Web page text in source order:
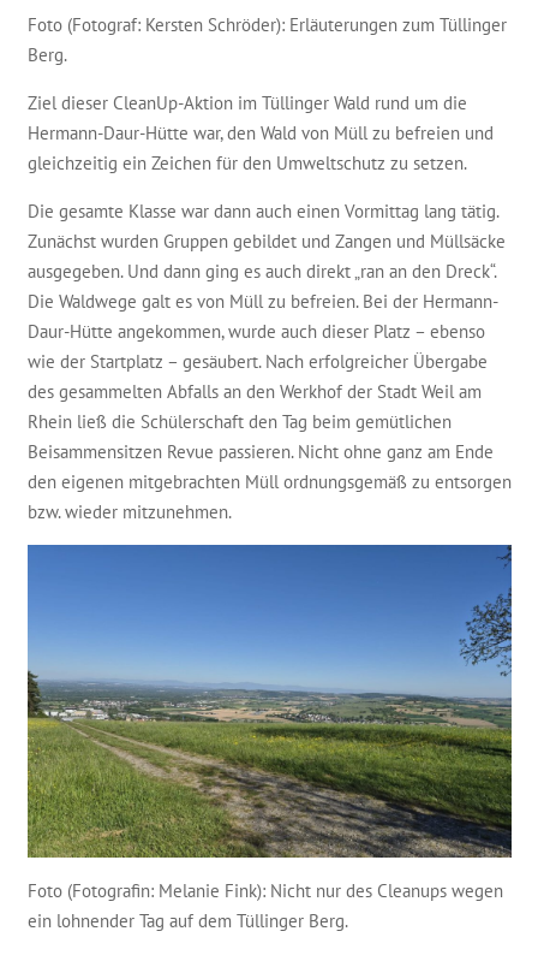
Foto (Fotograf: Kersten Schröder): Erläuterungen zum Tüllinger
Berg.
Ziel dieser CleanUp-Aktion im Tüllinger Wald rund um die
Hermann-Daur-Hütte war, den Wald von Müll zu befreien und
gleichzeitig ein Zeichen für den Umweltschutz zu setzen.
Die gesamte Klasse war dann auch einen Vormittag lang tätig.
Zunächst wurden Gruppen gebildet und Zangen und Müllsäcke
ausgegeben. Und dann ging es auch direkt „ran an den Dreck“.
Die Waldwege galt es von Müll zu befreien. Bei der Hermann-
Daur-Hütte angekommen, wurde auch dieser Platz – ebenso
wie der Startplatz – gesäubert. Nach erfolgreicher Übergabe
des gesammelten Abfalls an den Werkhof der Stadt Weil am
Rhein ließ die Schülerschaft den Tag beim gemütlichen
Beisammensitzen Revue passieren. Nicht ohne ganz am Ende
den eigenen mitgebrachten Müll ordnungsgemäß zu entsorgen
bzw. wieder mitzunehmen.
Foto (Fotografin: Melanie Fink): Nicht nur des Cleanups wegen
ein lohnender Tag auf dem Tüllinger Berg.